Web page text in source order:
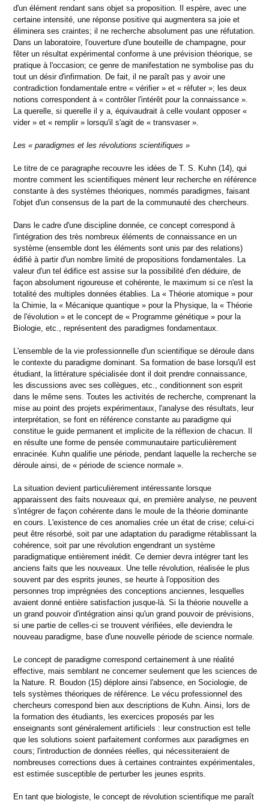
d'un élément rendant sans objet sa proposition. Il espère, avec une
certaine intensité, une réponse positive qui augmentera sa joie et
éliminera ses craintes; il ne recherche absolument pas une réfutation.
Dans un laboratoire, l'ouverture d'une bouteille de champagne, pour
fêter un résultat expérimental conforme à une prévision théorique, se
pratique à l'occasion; ce genre de manifestation ne symbolise pas du
tout un désir d'infirmation. De fait, il ne paraît pas y avoir une
contradiction fondamentale entre « vérifier » et « réfuter »; les deux
notions correspondent à « contrôler l'intérêt pour la connaissance ».
La querelle, si querelle il y a, équivaudrait à celle voulant opposer «
vider » et « remplir » lorsqu'il s'agit de « transvaser ».
Les « paradigmes et les révolutions scientifiques »
Le titre de ce paragraphe recouvre les idées de T. S. Kuhn (14), qui
montre comment les scientifiques mènent leur recherche en référence
constante à des systèmes théoriques, nommés paradigmes, faisant
l'objet d'un consensus de la part de la communauté des chercheurs.
Dans le cadre d'une discipline donnée, ce concept correspond à
l'intégration des très nombreux éléments de connaissance en un
système (ensemble dont les éléments sont unis par des relations)
édifié à partir d'un nombre limité de propositions fondamentales. La
valeur d'un tel édifice est assise sur la possibilité d'en déduire, de
façon absolument rigoureuse et cohérente, le maximum si ce n'est la
totalité des multiples données établies. La « Théorie atomique » pour
la Chimie, la « Mécanique quantique » pour la Physique, la « Théorie
de l'évolution » et le concept de « Programme génétique » pour la
Biologie, etc., représentent des paradigmes fondamentaux.
L'ensemble de la vie professionnelle d'un scientifique se déroule dans
le contexte du paradigme dominant. Sa formation de base lorsqu'il est
étudiant, la littérature spécialisée dont il doit prendre connaissance,
les discussions avec ses collègues, etc., conditionnent son esprit
dans le même sens. Toutes les activités de recherche, comprenant la
mise au point des projets expérimentaux, l'analyse des résultats, leur
interprétation, se font en référence constante au paradigme qui
constitue le guide permanent et implicite de la réflexion de chacun. Il
en résulte une forme de pensée communautaire particulièrement
enracinée. Kuhn qualifie une période, pendant laquelle la recherche se
déroule ainsi, de « période de science normale ».
La situation devient particulièrement intéressante lorsque
apparaissent des faits nouveaux qui, en première analyse, ne peuvent
s'intégrer de façon cohérente dans le moule de la théorie dominante
en cours. L'existence de ces anomalies crée un état de crise; celui-ci
peut être résorbé, soit par une adaptation du paradigme rétablissant la
cohérence, soit par une révolution engendrant un système
paradigmatique entièrement inédit. Ce dernier devra intégrer tant les
anciens faits que les nouveaux. Une telle révolution, réalisée le plus
souvent par des esprits jeunes, se heurte à l'opposition des
personnes trop imprégnées des conceptions anciennes, lesquelles
avaient donné entière satisfaction jusque-là. Si la théorie nouvelle a
un grand pouvoir d'intégration ainsi qu'un grand pouvoir de prévisions,
si une partie de celles-ci se trouvent vérifiées, elle deviendra le
nouveau paradigme, base d'une nouvelle période de science normale.
Le concept de paradigme correspond certainement à une réalité
effective, mais semblant ne concerner seulement que les sciences de
la Nature. R. Boudon (15) déplore ainsi l'absence, en Sociologie, de
tels systèmes théoriques de référence. Le vécu professionnel des
chercheurs correspond bien aux descriptions de Kuhn. Ainsi, lors de
la formation des étudiants, les exercices proposés par les
enseignants sont généralement artificiels : leur construction est telle
que les solutions soient parfaitement conformes aux paradigmes en
cours; l'introduction de données réelles, qui nécessiteraient de
nombreuses corrections dues à certaines contraintes expérimentales,
est estimée susceptible de perturber les jeunes esprits.
En tant que biologiste, le concept de révolution scientifique me paraît